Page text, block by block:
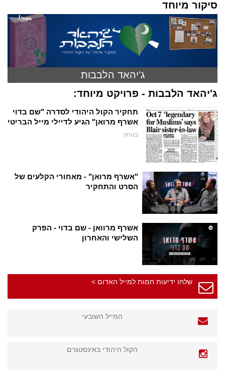
סיקור מיוחד
ג'יהאד הלבבות
ג'יהאד הלבבות - פרויקט מיוחד:
תחקיר הקול היהודי לסדרה "שם בדוי
אשרף מרואן" הגיע לדיילי מייל הבריטי
בטחון
"אשרף מרואן" - מאחורי הקלעים של
הסרט והתחקיר
אשרף מרוואן - שם בדוי - הפרק
השלישי והאחרון
שלחו ידיעות חמות למייל האדום >
המייל השובעי
הקול היהודי באינסטגרם